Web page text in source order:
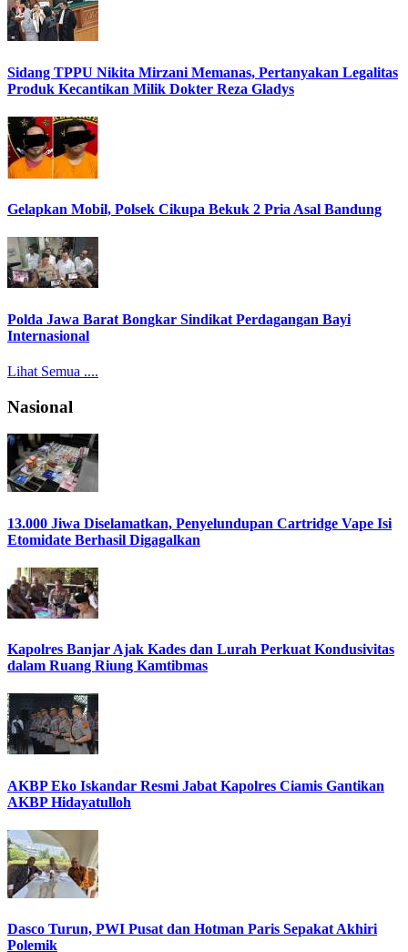
Sidang TPPU Nikita Mirzani Memanas, Pertanyakan Legalitas
Produk Kecantikan Milik Dokter Reza Gladys
Gelapkan Mobil, Polsek Cikupa Bekuk 2 Pria Asal Bandung
Polda Jawa Barat Bongkar Sindikat Perdagangan Bayi
Internasional
Lihat Semua ....
Nasional
13.000 Jiwa Diselamatkan, Penyelundupan Cartridge Vape Isi
Etomidate Berhasil Digagalkan
Kapolres Banjar Ajak Kades dan Lurah Perkuat Kondusivitas
dalam Ruang Riung Kamtibmas
AKBP Eko Iskandar Resmi Jabat Kapolres Ciamis Gantikan
AKBP Hidayatulloh
Dasco Turun, PWI Pusat dan Hotman Paris Sepakat Akhiri
Polemik